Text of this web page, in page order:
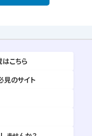
こちら
見のサイト